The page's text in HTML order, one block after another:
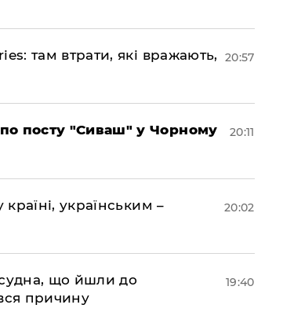
там втрати, які вражають,
20:57
посту "Сиваш" у Чорному
20:11
українським –
20:02
судна, що йшли до
причину
19:40